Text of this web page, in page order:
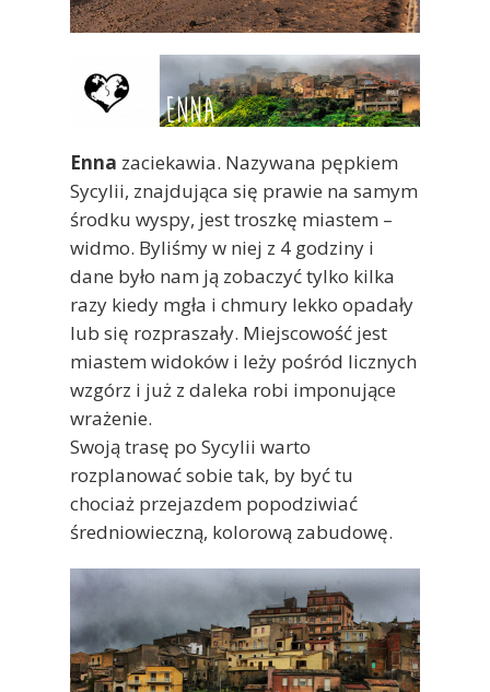
Enna zaciekawia. Nazywana pępkiem
Sycylii, znajdująca się prawie na samym
środku wyspy, jest troszkę miastem –
widmo. Byliśmy w niej z 4 godziny i
dane było nam ją zobaczyć tylko kilka
razy kiedy mgła i chmury lekko opadały
lub się rozpraszały. Miejscowość jest
miastem widoków i leży pośród licznych
wzgórz i już z daleka robi imponujące
wrażenie.
Swoją trasę po Sycylii warto
rozplanować sobie tak, by być tu
chociaż przejazdem popodziwiać
średniowieczną, kolorową zabudowę.